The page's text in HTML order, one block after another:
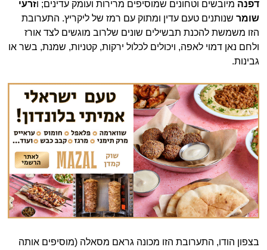
דפנה מיובשים וטחונים שמוסיפים מרירות ועומק עדינים; וזרעי
שומר שנותנים טעם עדין ומתוק עם רמז של ליקריץ. התערובת
הזו משמשת להכנת תבשילים שונים שלרוב מוגשים לצד אורז
ולחם נאן דמוי לאפה, ויכולים לכלול ירקות, קטניות, שמנת, בשר או
גבינות.
בצפון הודו, התערובת הזו מכונה גראם מסאלה (מוסיפים אותה